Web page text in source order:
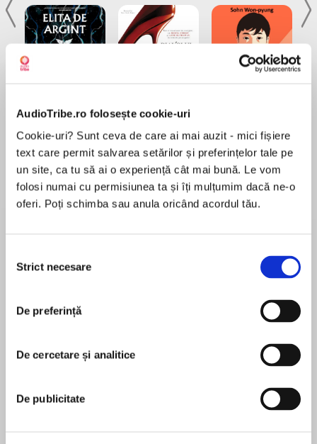
AudioTribe.ro folosește cookie-uri
Cookie-uri? Sunt ceva de care ai mai auzit - mici fișiere
text care permit salvarea setărilor și preferințelor tale pe
un site, ca tu să ai o experiență cât mai bună. Le vom
folosi numai cu permisiunea ta și îți mulțumim dacă ne-o
oferi. Poți schimba sau anula oricând acordul tău.
consimțământului
Strict necesare
De preferință
De cercetare și analitice
De publicitate
de...
Dani Francis
la...
Lauren Weisberger
Desprecarte
From the critically acclaimed author of THE
Broken Empire fear her as they fear no other.
cheat and a womaniser; and tenth in line to the
throne. While his grandmother shapes the
debauched pleasures. Until he gets entangled
În acest moment nu există recenzii
Mark Lawrence
Mark Lawrence is married with four children, one
of whom is severely disabled. His day job is as a